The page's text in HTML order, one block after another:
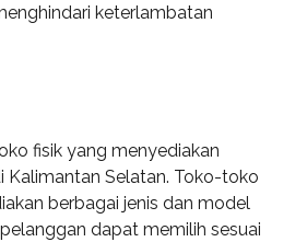
keterlambatan
fisik yang menyediakan
Kalimantan Selatan. Toko-toko
berbagai jenis dan model
dapat memilih sesuai